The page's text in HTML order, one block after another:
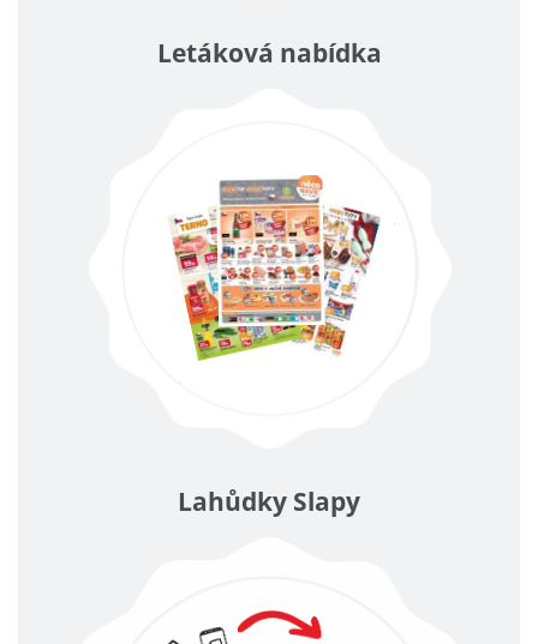
Letáková nabídka
Lahůdky Slapy